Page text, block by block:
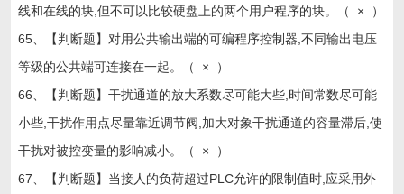
线和在线的块,但不可以比较硬盘上的两个用户程序的块。（ × ）
65、【判断题】对用公共输出端的可编程序控制器,不同输出电压
等级的公共端可连接在一起。（ × ）
66、【判断题】干扰通道的放大系数尽可能大些,时间常数尽可能
小些,干扰作用点尽量靠近调节阀,加大对象干扰通道的容量滞后,使
干扰对被控变量的影响减小。（ × ）
67、【判断题】当接人的负荷超过PLC允许的限制值时,应采用外